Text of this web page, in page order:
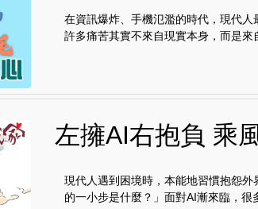
在資訊爆炸、手機氾濫的時代，現代人
許多痛苦其實不來自現實本身，而是來
左擁AI右抱負 乘
現代人遇到困境時，本能地習慣抱怨
的一小步是什麼？」面對AI漸來臨，很